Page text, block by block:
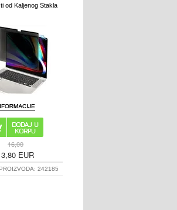
od Kaljenog Stakla
16,00
EUR
242185